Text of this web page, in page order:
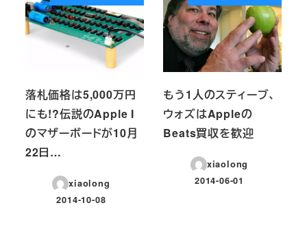
落札価格は5,000万円
にも!?伝説のApple I
のマザーボードが10月
22日…
xiaolong
投稿日
2014-10-08
もう1人のスティーブ、
ウォズはAppleの
Beats買収を歓迎
xiaolong
投稿日
2014-06-01